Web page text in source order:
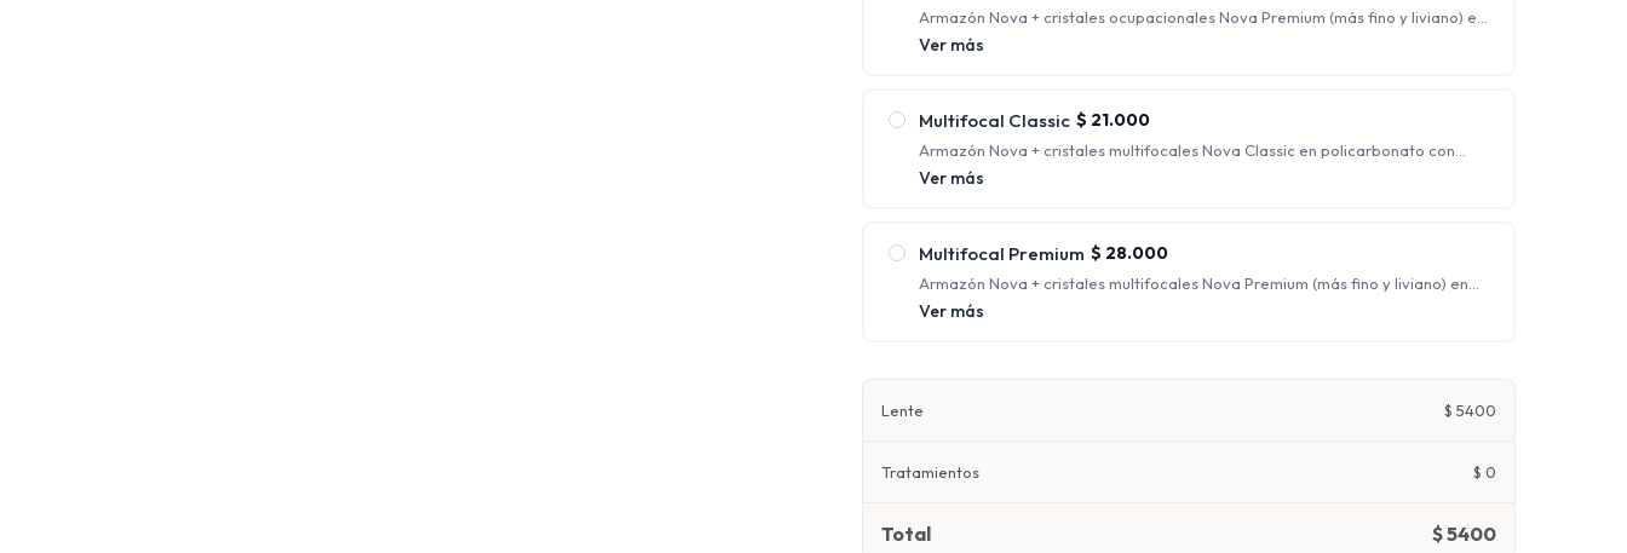
Armazón Nova + cristales ocupacionales Nova Premium (más fino y liviano) en
policarbonato con protección UV y antirreflejo + Blue Blocker.
Ver más
Multifocal Classic $ 21.000
Armazón Nova + cristales multifocales Nova Classic en policarbonato con
protección UV y antirreflejo.
Ver más
Multifocal Premium $ 28.000
Armazón Nova + cristales multifocales Nova Premium (más fino y liviano) en
orgánico 1.67 con protección UV y antirreflejo.
Ver más
Lente $ 5400
Tratamientos $ 0
Total $5400